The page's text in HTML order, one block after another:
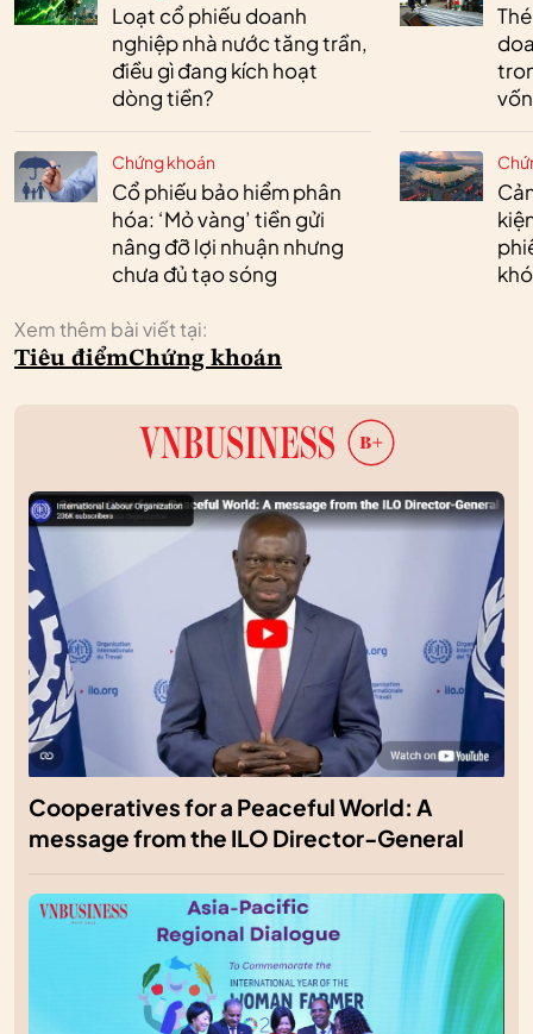
Loạt cổ phiếu doanh
nghiệp nhà nước tăng trần,
điều gì đang kích hoạt
dòng tiền?
Chứng khoán
Cổ phiếu bảo hiểm phân
hóa: ‘Mỏ vàng’ tiền gửi
nâng đỡ lợi nhuận nhưng
chưa đủ tạo sóng
vốn
Xem thêm bài viết tại:
Tiêu điểmChứng khoán
Cooperatives for a Peaceful World: A
message from the ILO Director-General